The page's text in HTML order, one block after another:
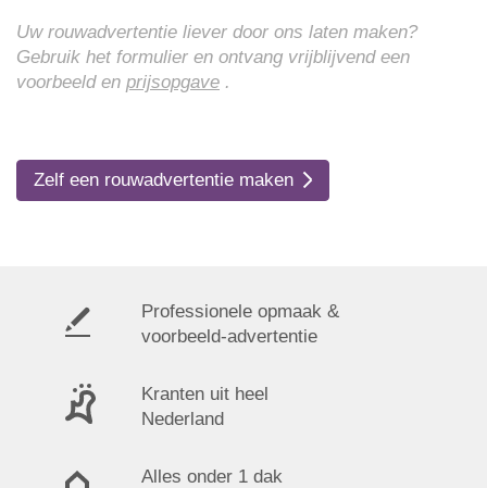
Uw rouwadvertentie liever door ons laten maken?
Gebruik het formulier en ontvang vrijblijvend een
voorbeeld en prijsopgave .
Zelf een rouwadvertentie maken
Professionele opmaak &
voorbeeld-advertentie
Kranten uit heel
Nederland
Alles onder 1 dak